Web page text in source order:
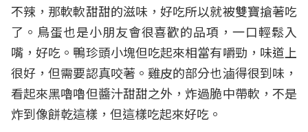
不辣，那軟軟甜甜的滋味，好吃所以就被雙寶搶著吃
了。鳥蛋也是小朋友會很喜歡的品項，一口輕鬆入
嘴，好吃。鴨珍頭小塊但吃起來相當有嚼勁，味道上
很好，但需要認真咬著。雞皮的部分也滷得很到味，
看起來黑嚕嚕但醬汁甜甜之外，炸過脆中帶軟，不是
炸到像餅乾這樣，但這樣吃起來好吃。